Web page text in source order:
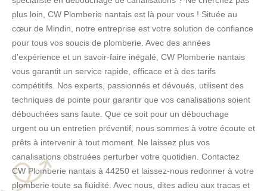
plus loin, CW Plomberie nantais est là pour vous ! Située au
cœur de Mindin, notre entreprise est votre solution de confiance
pour tous vos soucis de plomberie. Avec des années
d'expérience et un savoir-faire inégalé, CW Plomberie nantais
vous garantit un service rapide, efficace et à des tarifs
compétitifs. Nos experts, passionnés et dévoués, utilisent des
techniques de pointe pour garantir que vos canalisations soient
débouchées sans faute. Que ce soit pour un débouchage
urgent ou un entretien préventif, nous sommes à votre écoute et
prêts à intervenir à tout moment. Ne laissez plus vos
canalisations obstruées perturber votre quotidien. Contactez
CW Plomberie nantais à 44250 et laissez-nous redonner à votre
plomberie toute sa fluidité. Avec nous, dites adieu aux tracas et